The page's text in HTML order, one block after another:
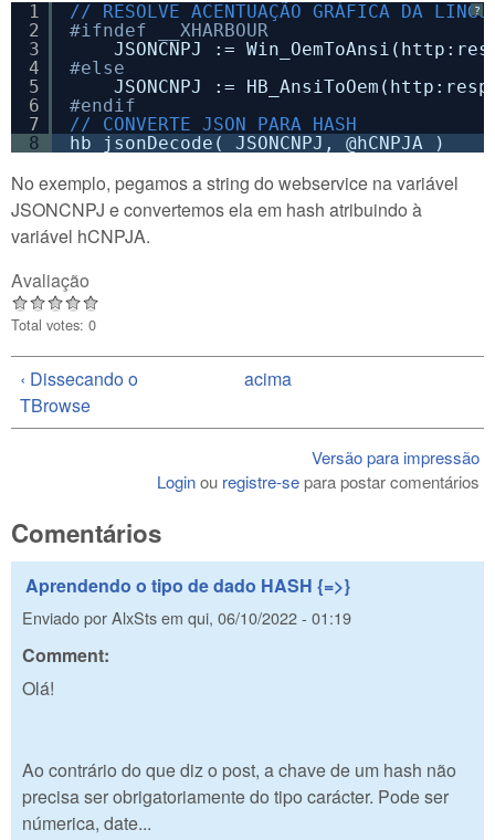
?
1
2
3
4
5
6
7
8
// RESOLVE ACENTUAÇÃO GRÁFICA DA
#ifndef __XHARBOUR
JSONCNPJ :=
#else
JSONCNPJ :=
#endif
// CONVERTE JSON PARA HASH
hb_jsonDecode( JSONCNPJ, @hCNPJA )
No exemplo, pegamos a string do webservice na variável
JSONCNPJ e convertemos ela em hash atribuindo à
variável hCNPJA.
Avaliação
Total votes: 0
‹ Dissecando o
TBrowse
acima
Versão para impressão
Loginou registre-separa postar comentários
Comentários
Aprendendo o tipo de dado HASH {=>}
Enviado porAlxStsem qui, 06/10/2022 - 01:19
Comment:
Olá!
Ao contrário do que diz o post, a chave de um hash não
precisa ser obrigatoriamente do tipo carácter. Pode ser
númerica, date...